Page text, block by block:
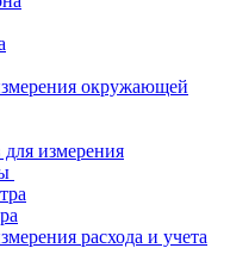
окружающей
измерения
расхода и учета